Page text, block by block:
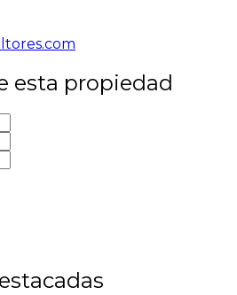
esta propiedad